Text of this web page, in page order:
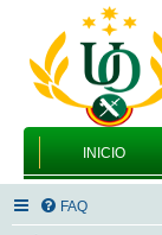
INICIO
FAQ